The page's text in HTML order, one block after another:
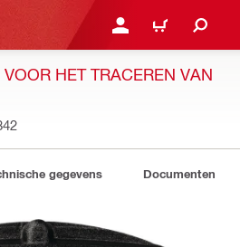
AANMELDEN OF
WINKELWAGEN
HET TRACEREN VAN
gegevens Documenten